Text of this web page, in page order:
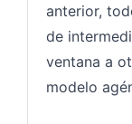
anterior,
de
ventana a
modelo